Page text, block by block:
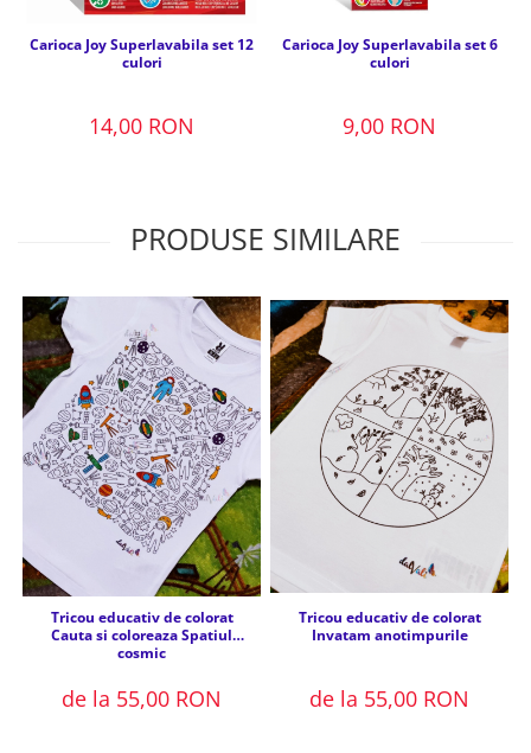
Carioca Joy Superlavabila set 12
culori
14,00 RON
Carioca Joy Superlavabila set 6
culori
9,00 RON
PRODUSE SIMILARE
Tricou educativ de colorat
Cauta si coloreaza Spatiul
cosmic
de la 55,00 RON
Tricou educativ de colorat
Invatam anotimpurile
de la 55,00 RON